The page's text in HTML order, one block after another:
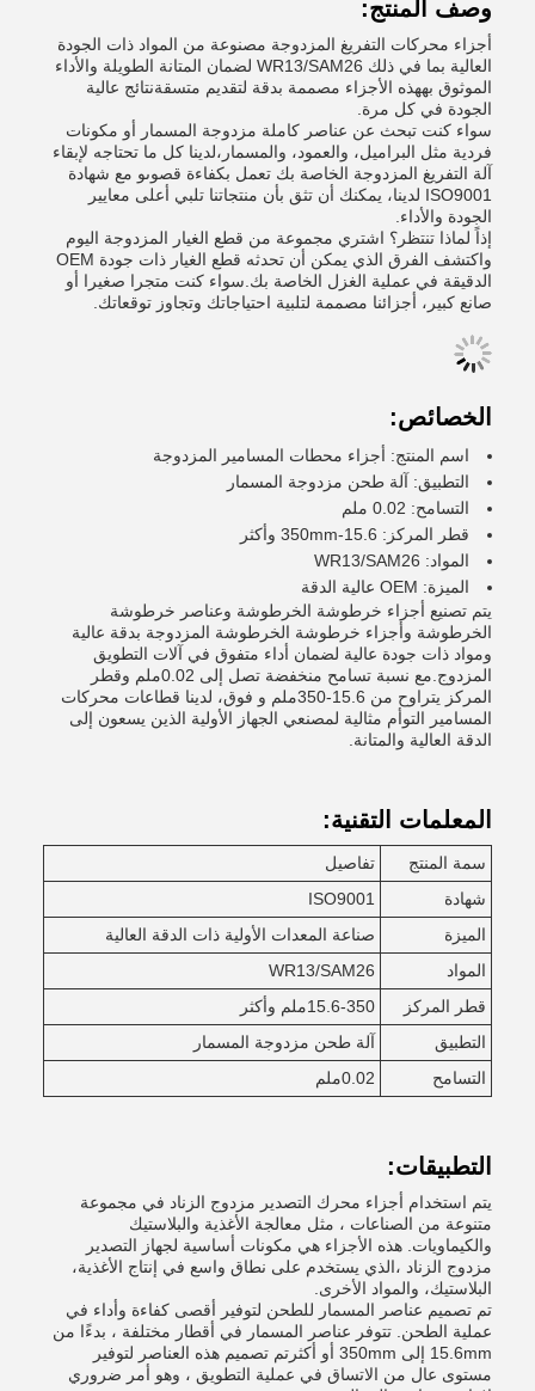
وصف المنتج:
أجزاء محركات التفريغ المزدوجة مصنوعة من المواد ذات الجودة
العالية بما في ذلك WR13/SAM26 لضمان المتانة الطويلة والأداء
الموثوق بههذه الأجزاء مصممة بدقة لتقديم متسقةنتائج عالية
الجودة في كل مرة.
سواء كنت تبحث عن عناصر كاملة مزدوجة المسمار أو مكونات
فردية مثل البراميل، والعمود، والمسمار،لدينا كل ما تحتاجه لإبقاء
آلة التفريغ المزدوجة الخاصة بك تعمل بكفاءة قصوىو مع شهادة
ISO9001 لدينا، يمكنك أن تثق بأن منتجاتنا تلبي أعلى معايير
الجودة والأداء.
إذاً لماذا تنتظر؟ اشتري مجموعة من قطع الغيار المزدوجة اليوم
واكتشف الفرق الذي يمكن أن تحدثه قطع الغيار ذات جودة OEM
الدقيقة في عملية الغزل الخاصة بك.سواء كنت متجرا صغيرا أو
صانع كبير، أجزائنا مصممة لتلبية احتياجاتك وتجاوز توقعاتك.
الخصائص:
اسم المنتج: أجزاء محطات المسامير المزدوجة
التطبيق: آلة طحن مزدوجة المسمار
التسامح: 0.02 ملم
قطر المركز: 15.6-350mm وأكثر
المواد: WR13/SAM26
الميزة: OEM عالية الدقة
يتم تصنيع أجزاء خرطوشة الخرطوشة وعناصر خرطوشة
الخرطوشة وأجزاء خرطوشة الخرطوشة المزدوجة بدقة عالية
ومواد ذات جودة عالية لضمان أداء متفوق في آلات التطويق
المزدوج.مع نسبة تسامح منخفضة تصل إلى 0.02ملم وقطر
المركز يتراوح من 15.6-350ملم و فوق، لدينا قطاعات محركات
المسامير التوأم مثالية لمصنعي الجهاز الأولية الذين يسعون إلى
الدقة العالية والمتانة.
المعلمات التقنية:
سمة المنتج
تفاصيل
شهادة
ISO9001
الميزة
صناعة المعدات الأولية ذات الدقة العالية
المواد
WR13/SAM26
قطر المركز
15.6-350ملم وأكثر
التطبيق
آلة طحن مزدوجة المسمار
التسامح
0.02ملم
التطبيقات:
يتم استخدام أجزاء محرك التصدير مزدوج الزناد في مجموعة
متنوعة من الصناعات ، مثل معالجة الأغذية والبلاستيك
والكيماويات. هذه الأجزاء هي مكونات أساسية لجهاز التصدير
مزدوج الزناد ،الذي يستخدم على نطاق واسع في إنتاج الأغذية،
البلاستيك، والمواد الأخرى.
تم تصميم عناصر المسمار للطحن لتوفير أقصى كفاءة وأداء في
عملية الطحن. تتوفر عناصر المسمار في أقطار مختلفة ، بدءًا من
15.6mm إلى 350mm أو أكثرتم تصميم هذه العناصر لتوفير
مستوى عال من الاتساق في عملية التطويق ، وهو أمر ضروري